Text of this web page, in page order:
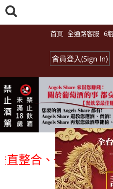
首頁 全通路客服 6
會員登入(Sign In)
、一次購足」各